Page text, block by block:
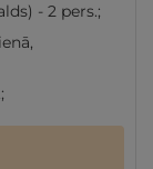
- 2 pers.;